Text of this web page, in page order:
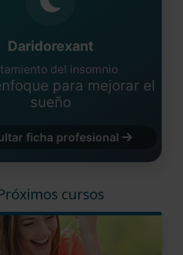
Daridorexant
del insomnio
para mejorar el
sueño
ficha profesional
cursos